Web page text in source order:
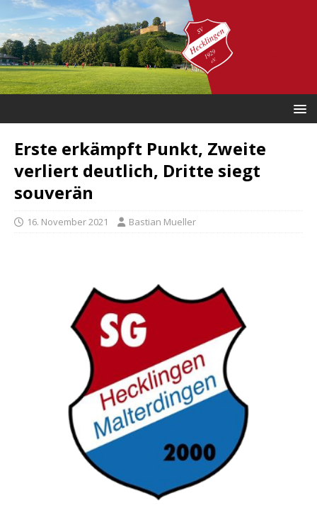
Erste erkämpft Punkt, Zweite
verliert deutlich, Dritte siegt
souverän
16. November 2021 Bastian Mueller